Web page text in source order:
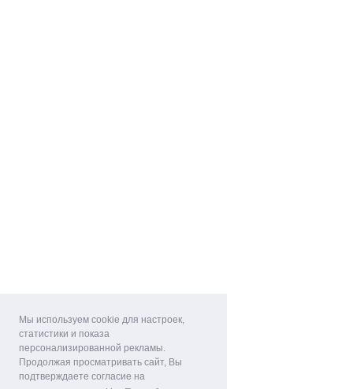
Мы используем cookie для настроек,
статистики и показа
персонализированной рекламы.
Продолжая просматривать сайт, Вы
подтверждаете согласие на